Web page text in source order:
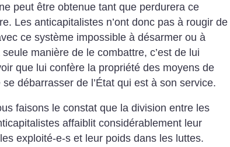
peut être obtenue tant que perdurera ce
Les anticapitalistes n’ont donc pas à rougir de
ce système impossible à désarmer ou à
manière de le combattre, c’est de lui
que lui confère la propriété des moyens de
débarrasser de l’État qui est à son service.
faisons le constat que la division entre les
affaiblit considérablement leur
exploité-e-s et leur poids dans les luttes.